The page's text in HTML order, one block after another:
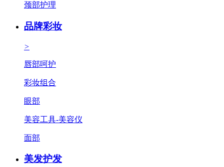
颈部护理
品牌彩妆
>
唇部呵护
彩妆组合
眼部
美容工具-美容仪
面部
美发护发